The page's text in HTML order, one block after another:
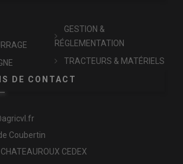
GESTION &
RÉGLEMENTATION
TRACTEURS & MATÉRIELS
DE CONTACT
Coubertin
CEDEX